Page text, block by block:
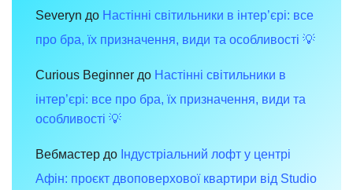
вашого
інтер’єру
Severyn до Настінні світильники в інтер’єрі: все
про бра, їх призначення, види та особливості 💡
Curious Beginner до Настінні світильники в
інтер’єрі: все про бра, їх призначення, види та
особливості 💡
Вебмастер до Індустріальний лофт у центрі
Афін: проєкт двоповерхової квартири від Studio